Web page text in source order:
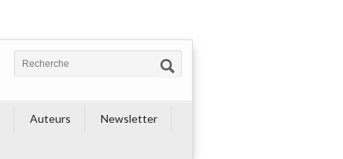
Auteurs
Newsletter